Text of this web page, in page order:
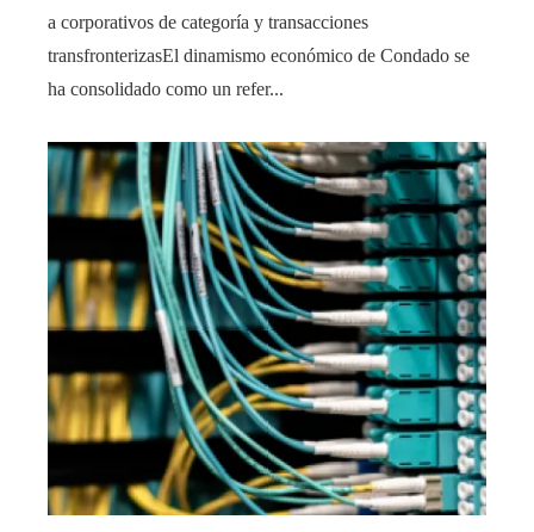
a corporativos de categoría y transacciones
transfronterizasEl dinamismo económico de Condado se
ha consolidado como un refer...